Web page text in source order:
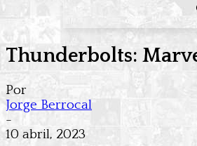
Thunderbolts:
Por
Jorge Berrocal
-
10 abril, 2023